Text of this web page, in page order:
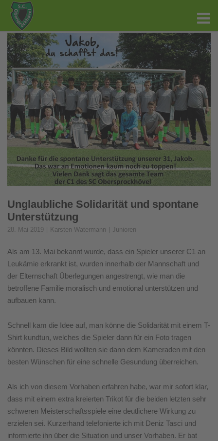
Unglaubliche Solidarität und spontane
Unterstützung
28. Mai 2019 Karsten Watermann Junioren
Als am 13. Mai bekannt wurde, dass ein Spieler unserer C1 an
Leukämie erkrankt ist, wurden innerhalb der Mannschaft und
der Elternschaft Überlegungen angestrengt, wie man die
betroffene Familie moralisch und emotional unterstützen und
aufbauen kann.
Schnell kam die Idee auf, man könne die Solidarität mit einem T-
Shirt kundtun, welches die Spieler dann für ein Foto tragen
könnten. Dieses Bild wollten sie dann dem Kameraden mit den
besten Wünschen für eine schnelle Gesundung überreichen.
Als ich von diesem Vorhaben erfahren habe, war mir sofort klar,
dass mit einem extra kreierten Trikot für die beiden letzten sehr
schweren Meisterschaftsspiele eine deutlichere Wirkung zu
erzielen sei. Kurzerhand telefonierte ich mit Deniz Tasci und
informierte ihn über die Situation und unser Vorhaben. Er bat